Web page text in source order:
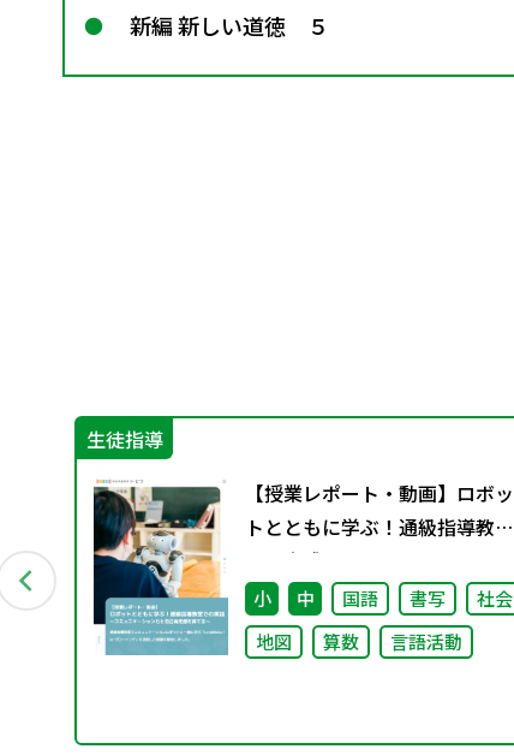
新編 新しい道徳 ５
生徒指導
【授業レポート・動画】ロボッ
トとともに学ぶ！通級指導教室
での実践～コミュニケーション
力と自己肯定感を育てる～
小 中 国語 書写
社会
地図
算数 言語活動